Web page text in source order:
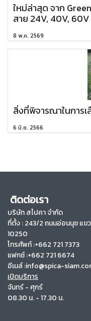
ใหม่ล่าสุด จาก
สาย 24V, 40V,
8 พ.ค. 2569
สิ่งที่พิจารณาในการ
6 มิ.ย. 2566
ติดต่อเรา
บริษัท สไปคา จำกัด
ที่ตั้ง :243/2 ถนนอ่อนนุช แขว
10250
โทรศัพท์ :+662 721 7373
แฟกซ์ :+662 721 6674
อีเมล์ :info@spica-
เปิดบริการ
จันทร์ - ศุกร์
08.30 น. - 17.30 น.